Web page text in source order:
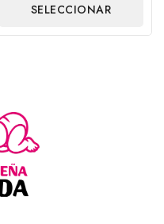
SELECCIONAR
OPCIONES